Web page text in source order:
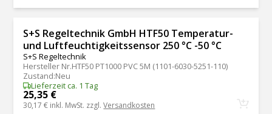
S+S Regeltechnik GmbH HTF50 Temperatur-
und Luftfeuchtigkeitssensor 250 °C -50 °C
S+S Regeltechnik
Hersteller Nr.HTF50 PT1000 PVC 5M (1101-6030-5251-110)
Zustand:Neu
Lieferzeit ca. 1 Tag
25,35 €
30,17 € inkl. MwSt. zzgl.Versandkosten